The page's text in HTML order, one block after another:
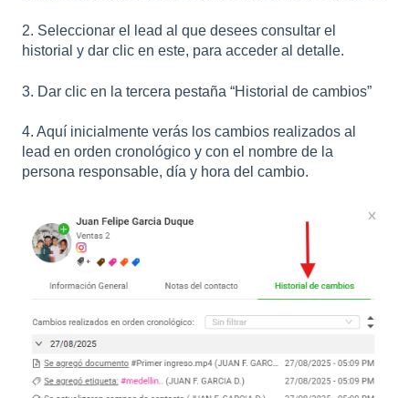
2. Seleccionar el lead al que desees consultar el
historial y dar clic en este, para acceder al detalle.
3. Dar clic en la tercera pestaña “Historial de cambios”
4. Aquí inicialmente verás los cambios realizados al
lead en orden cronológico y con el nombre de la
persona responsable, día y hora del cambio.